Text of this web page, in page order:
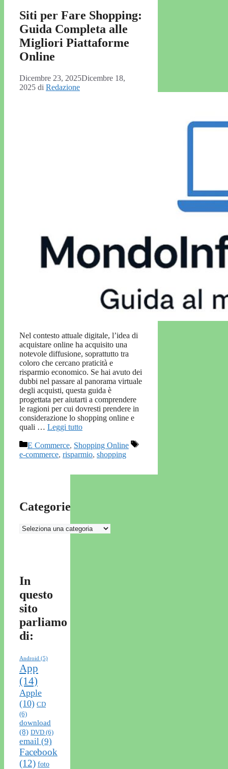
Siti per Fare Shopping:
Guida Completa alle
Migliori Piattaforme
Online
Dicembre 23, 2025Dicembre 18,
2025 di Redazione
Nel contesto attuale digitale, l’idea di
acquistare online ha acquisito una
notevole diffusione, soprattutto tra
coloro che cercano praticità e
risparmio economico. Se hai avuto dei
dubbi nel passare al panorama virtuale
degli acquisti, questa guida è
progettata per aiutarti a comprendere
le ragioni per cui dovresti prendere in
considerazione lo shopping online e
quali … Leggi tutto
Categorie
E Commerce, Shopping Online
Tag
e-commerce, risparmio, shopping
Categorie
Categorie
In
questo
sito
parliamo
di:
Android (5)
App
(14)
Apple
(10) CD
(6)
download
(8) DVD (6)
email (9)
Facebook
(12) foto